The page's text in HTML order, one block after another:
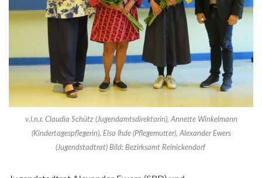
v.l.n.r. Claudia Schütz (Jugendamtsdirektorin), Annette Winkelmann
(Kindertagespflegerin), Elsa Ihde (Pflegemutter), Alexander Ewers
(Jugendstadtrat) Bild: Bezirksamt Reinickendorf